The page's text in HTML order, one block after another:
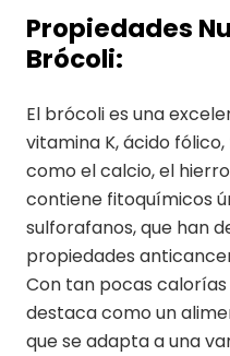
Propiedades
Brócoli:
El brócoli es una
vitamina K, ácido
como el calcio, el
contiene fitoquímicos
sulforafanos, que han
propiedades
Con tan pocas
destaca como un
que se adapta a una